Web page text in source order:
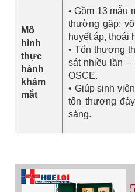
Mô
hình
thực
hành
khám
mắt
• Gồm 13 mẫu
thường gặp:
huyết áp, thoái
• Tổn thương
sát nhiều lần –
OSCE.
• Giúp sinh
tổn thương
sàng.